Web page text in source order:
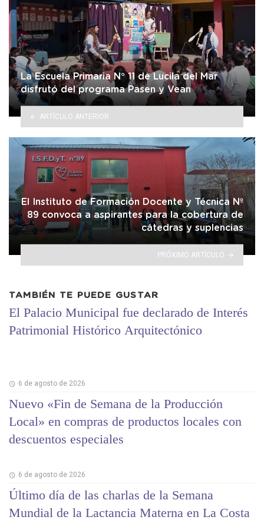
La Escuela Primaria N° 11 de Lucila del Mar
disfrutó del programa Pasen y Vean
ARTÍCULO ANTERIOR
El Instituto de Formación Docente y Técnica Nº
89 convoca a aspirantes para la cobertura de
cátedras y suplencias
PRÓXIMO ARTÍCULO
TAMBIÉN TE PUEDE GUSTAR
El Palacio Municipal fue declarado de Interés
Patrimonial Histórico Arquitectónico
6 de agosto de 2026
Nuevo «Fin de Semana de la Producción
Local» en compras de productos locales con
descuentos especiales
6 de agosto de 2026
Último día de las charlas de la Semana
Mundial de la Lactancia Materna en La Costa